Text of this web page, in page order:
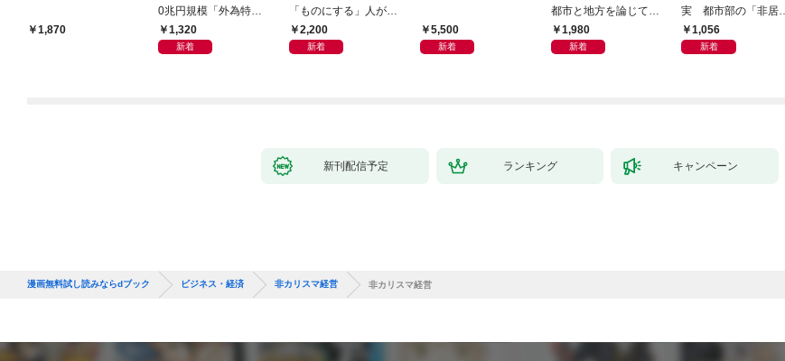
1,870
0兆円規模「外為特
会」が生まれた謎
1,320
新着
「ものにする」人が自
然とやっている 最小の
インプットで最大の成
2,200
新着
5,500
新着
都市と地方を論じてみ
よう1,980
新着
実 都市部の「非居住
化」が街を壊す
1,056
新着
新刊配信予定 ランキング キャンペーン
漫画無料試し読みならdブック ビジネス・経済 非カリスマ経営 非カリスマ経営